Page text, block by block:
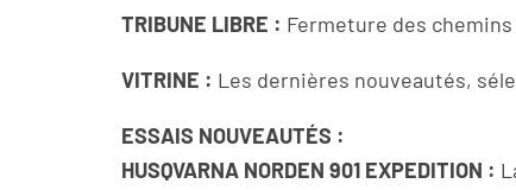
TRIBUNE LIBRE : Fermeture des
VITRINE : Les dernières nouveautés,
ESSAIS NOUVEAUTÉS :
HUSQVARNA NORDEN 901 EXPEDITION :